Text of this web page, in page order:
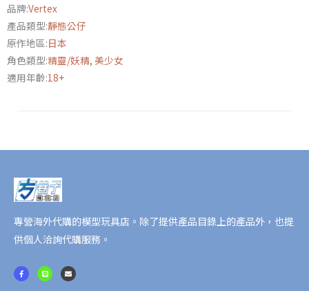
列
精
靈
村
第
希
雅
通
常
限
品牌:Vertex
產品類型:靜態公仔
原作地區:日本
角色類型:精靈/妖精, 美少女
適用年齡:18+
專營海外代購的模型玩具店。除了提供產品目錄上的產品外，也提
供個人洽詢代購服務。
F
a
c
L
i
n
E
n
v